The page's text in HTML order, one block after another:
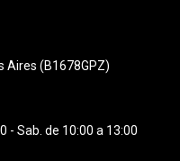
Aires (B1678GPZ)
- Sab. de 10:00 a 13:00